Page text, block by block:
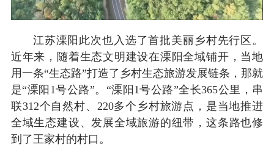
江苏溧阳此次也入选了首批美丽乡村先行区。
近年来，随着生态文明建设在溧阳全域铺开，当地
用一条“生态路”打造了乡村生态旅游发展链条，那就
是“溧阳1号公路”。“溧阳1号公路”全长365公里，串
联312个自然村、220多个乡村旅游点，是当地推进
全域生态建设、发展全域旅游的纽带，这条路也修
到了王家村的村口。